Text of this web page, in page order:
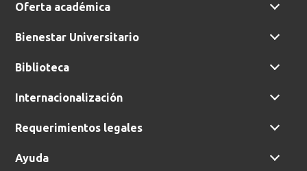
Oferta académica
Bienestar Universitario
Biblioteca
Internacionalización
Requerimientos legales
Ayuda